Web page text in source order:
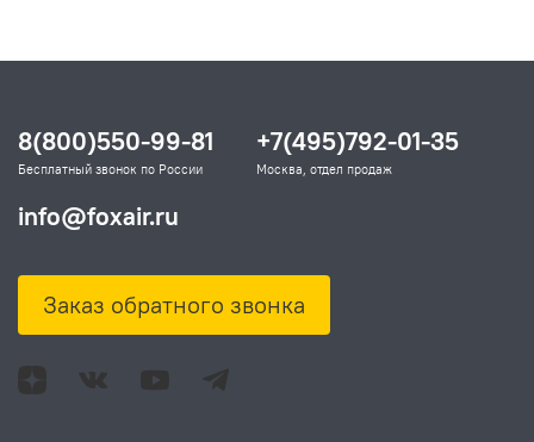
8(800)550-99-81
Бесплатный звонок по России
+7(495)792-01-35
Москва, отдел продаж
info@foxair.ru
Заказ обратного звонка